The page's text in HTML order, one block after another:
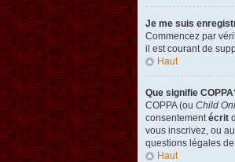
Je me suis
Commencez par
il est courant de
Haut
Que signifie
COPPA (ou Child
consentement écrit
vous inscrivez, ou
questions légales
Haut